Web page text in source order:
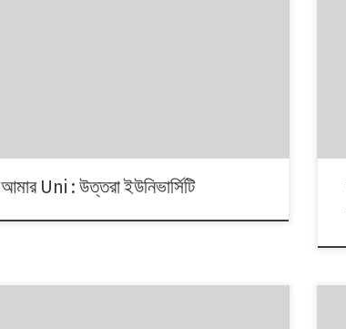
আমার Uni : উত্তরা ইউনিভার্সিটি